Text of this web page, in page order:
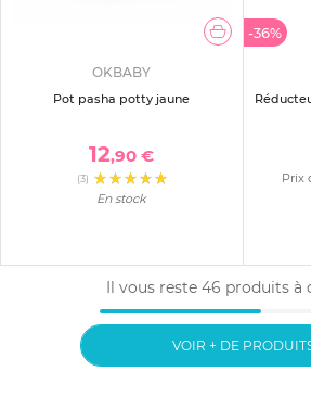
OKBABY
Pot pasha potty jaune
12,90 €
(3)
En stock
-36%
Prix
Il vous reste 46 produits à
VOIR + DE